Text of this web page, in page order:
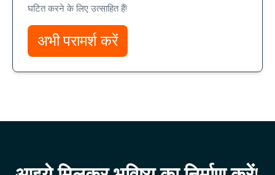
घटित करने के लिए उत्साहित हैं!
अभी परामर्श करें